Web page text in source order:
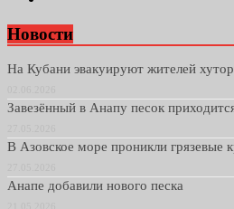
Новости
На Кубани эвакуируют жителей
Завезённый в Анапу песок
В Азовское море проникли грязевые
Анапе добавили нового песка